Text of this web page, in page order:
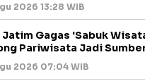
2026 13:28 WIB
Gagas 'Sabuk
Pariwisata Jadi
2026 07:04 WIB